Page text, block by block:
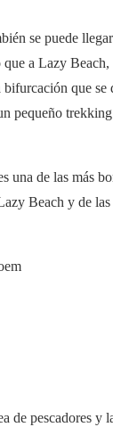
se puede
a Lazy
bifurcación que se
pequeño
una de las más
Beach y de las
de pescadores y